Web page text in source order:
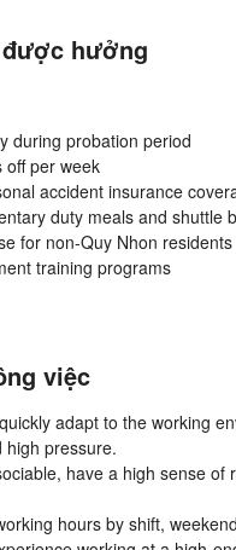
hưởng
during probation period
off per week
accident insurance
duty meals and shuttle
for non-Quy Nhon residents
training programs
việc
adapt to the working
high pressure.
have a high sense of
hours by shift,